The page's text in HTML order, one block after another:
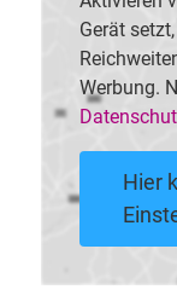
Gerät
Werbung.
Hier